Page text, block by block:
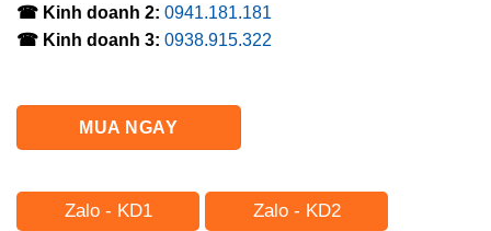
☎ Kinh doanh 2: 0941.181.181
☎ Kinh doanh 3: 0938.915.322
MUA NGAY
Zalo - KD1 Zalo - KD2